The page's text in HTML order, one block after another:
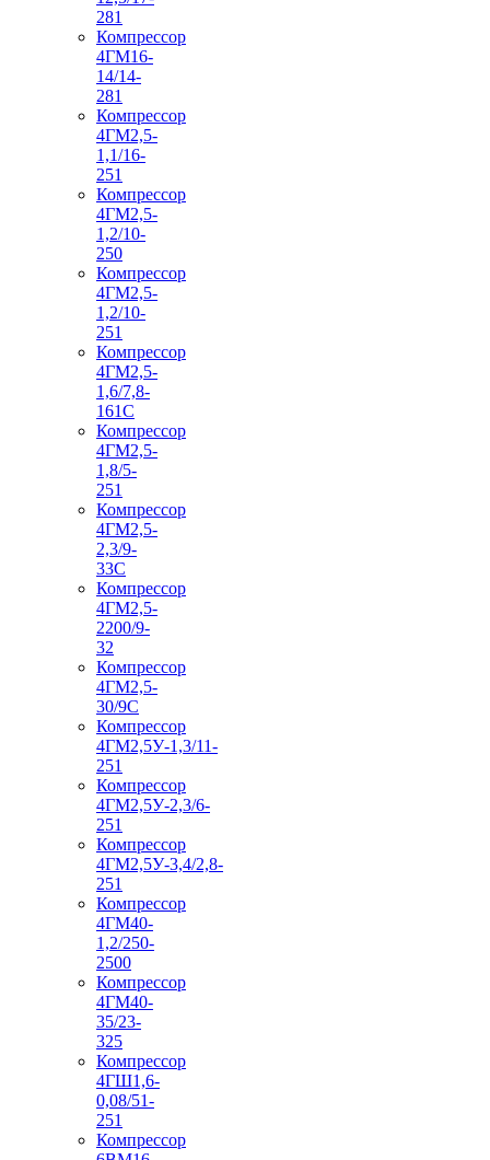
281
Компрессор
4ГМ16-
14/14-
281
Компрессор
4ГМ2,5-
1,1/16-
251
Компрессор
4ГМ2,5-
1,2/10-
250
Компрессор
4ГМ2,5-
1,2/10-
251
Компрессор
4ГМ2,5-
1,6/7,8-
161С
Компрессор
4ГМ2,5-
1,8/5-
251
Компрессор
4ГМ2,5-
2,3/9-
33С
Компрессор
4ГМ2,5-
2200/9-
32
Компрессор
4ГМ2,5-
30/9С
Компрессор
4ГМ2,5У-1,3/11-
251
Компрессор
4ГМ2,5У-2,3/6-
251
Компрессор
4ГМ2,5У-3,4/2,8-
251
Компрессор
4ГМ40-
1,2/250-
2500
Компрессор
4ГМ40-
35/23-
325
Компрессор
4ГШ1,6-
0,08/51-
251
Компрессор